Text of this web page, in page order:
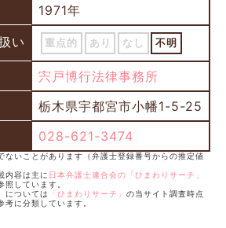
1971年
い
重点的 あり なし 不明
宍戸博行法律事務所
栃木県宇都宮市小幡1-5-25
028-621-3474
ないことがあります（弁護士登録番号からの推定値
内容は主に 日本弁護士連合会の「ひまわりサーチ」
照しています。
については
「ひまわりサーチ」 の当サイト調査時点
考に分類しています。